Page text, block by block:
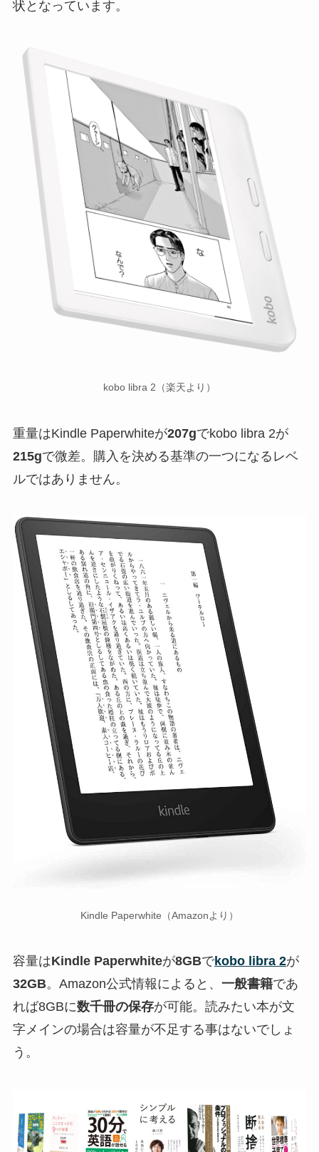
状となっています。
kobo libra 2（楽天より）
重量はKindle Paperwhiteが207gでkobo libra 2が
215gで微差。購入を決める基準の一つになるレベ
ルではありません。
Kindle Paperwhite（Amazonより）
容量はKindle Paperwhiteが8GBでkobo libra 2が
32GB。Amazon公式情報によると、 一般書籍であ
れば8GBに数千冊の保存が可能。読みたい本が文
字メインの場合は容量が不足する事はないでしょ
う。